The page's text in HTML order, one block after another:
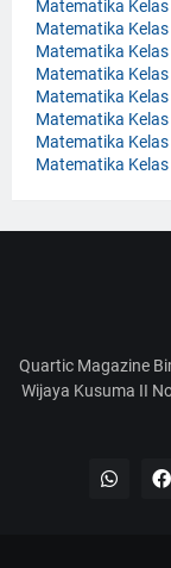
Matematika
Matematika
Matematika
Matematika
Matematika
Matematika
Matematika
Matematika
Quartic Magazine
Wijaya Kusuma II